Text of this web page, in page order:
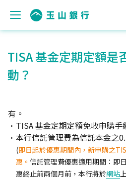
TISA 基金定期定額是
動？
有。
TISA 基金定期定額免收申購手
本行信託管理費為信託本金之
(即日起於優惠期間內，新申購之
惠。 信託管理費優惠適用期間：即
惠終止前兩個月前，本行將於網站